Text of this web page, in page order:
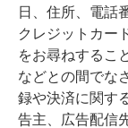
日、住所、電話
クレジットカー
をお尋ねするこ
などとの間でな
録や決済に関す
告主、広告配信